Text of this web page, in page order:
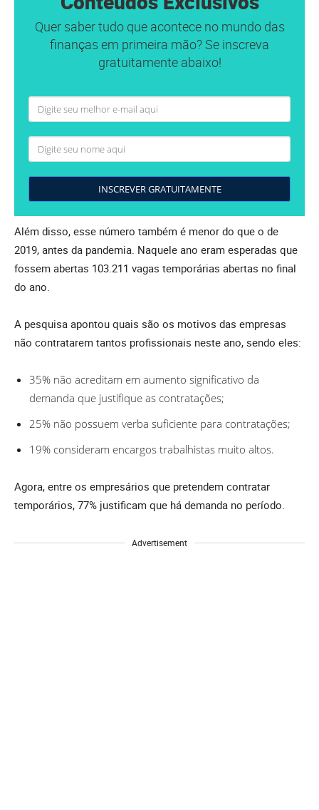
Quer saber tudo que acontece no mundo das
finanças em primeira mão? Se inscreva
gratuitamente abaixo!
INSCREVER GRATUITAMENTE
Além disso, esse número também é menor do que o de
2019, antes da pandemia. Naquele ano eram esperadas que
fossem abertas 103.211 vagas temporárias abertas no final
do ano.
A pesquisa apontou quais são os motivos das empresas
não contratarem tantos profissionais neste ano, sendo eles:
35% não acreditam em aumento significativo da
demanda que justifique as contratações;
25% não possuem verba suficiente para contratações;
19% consideram encargos trabalhistas muito altos.
Agora, entre os empresários que pretendem contratar
temporários, 77% justificam que há demanda no período.
Advertisement